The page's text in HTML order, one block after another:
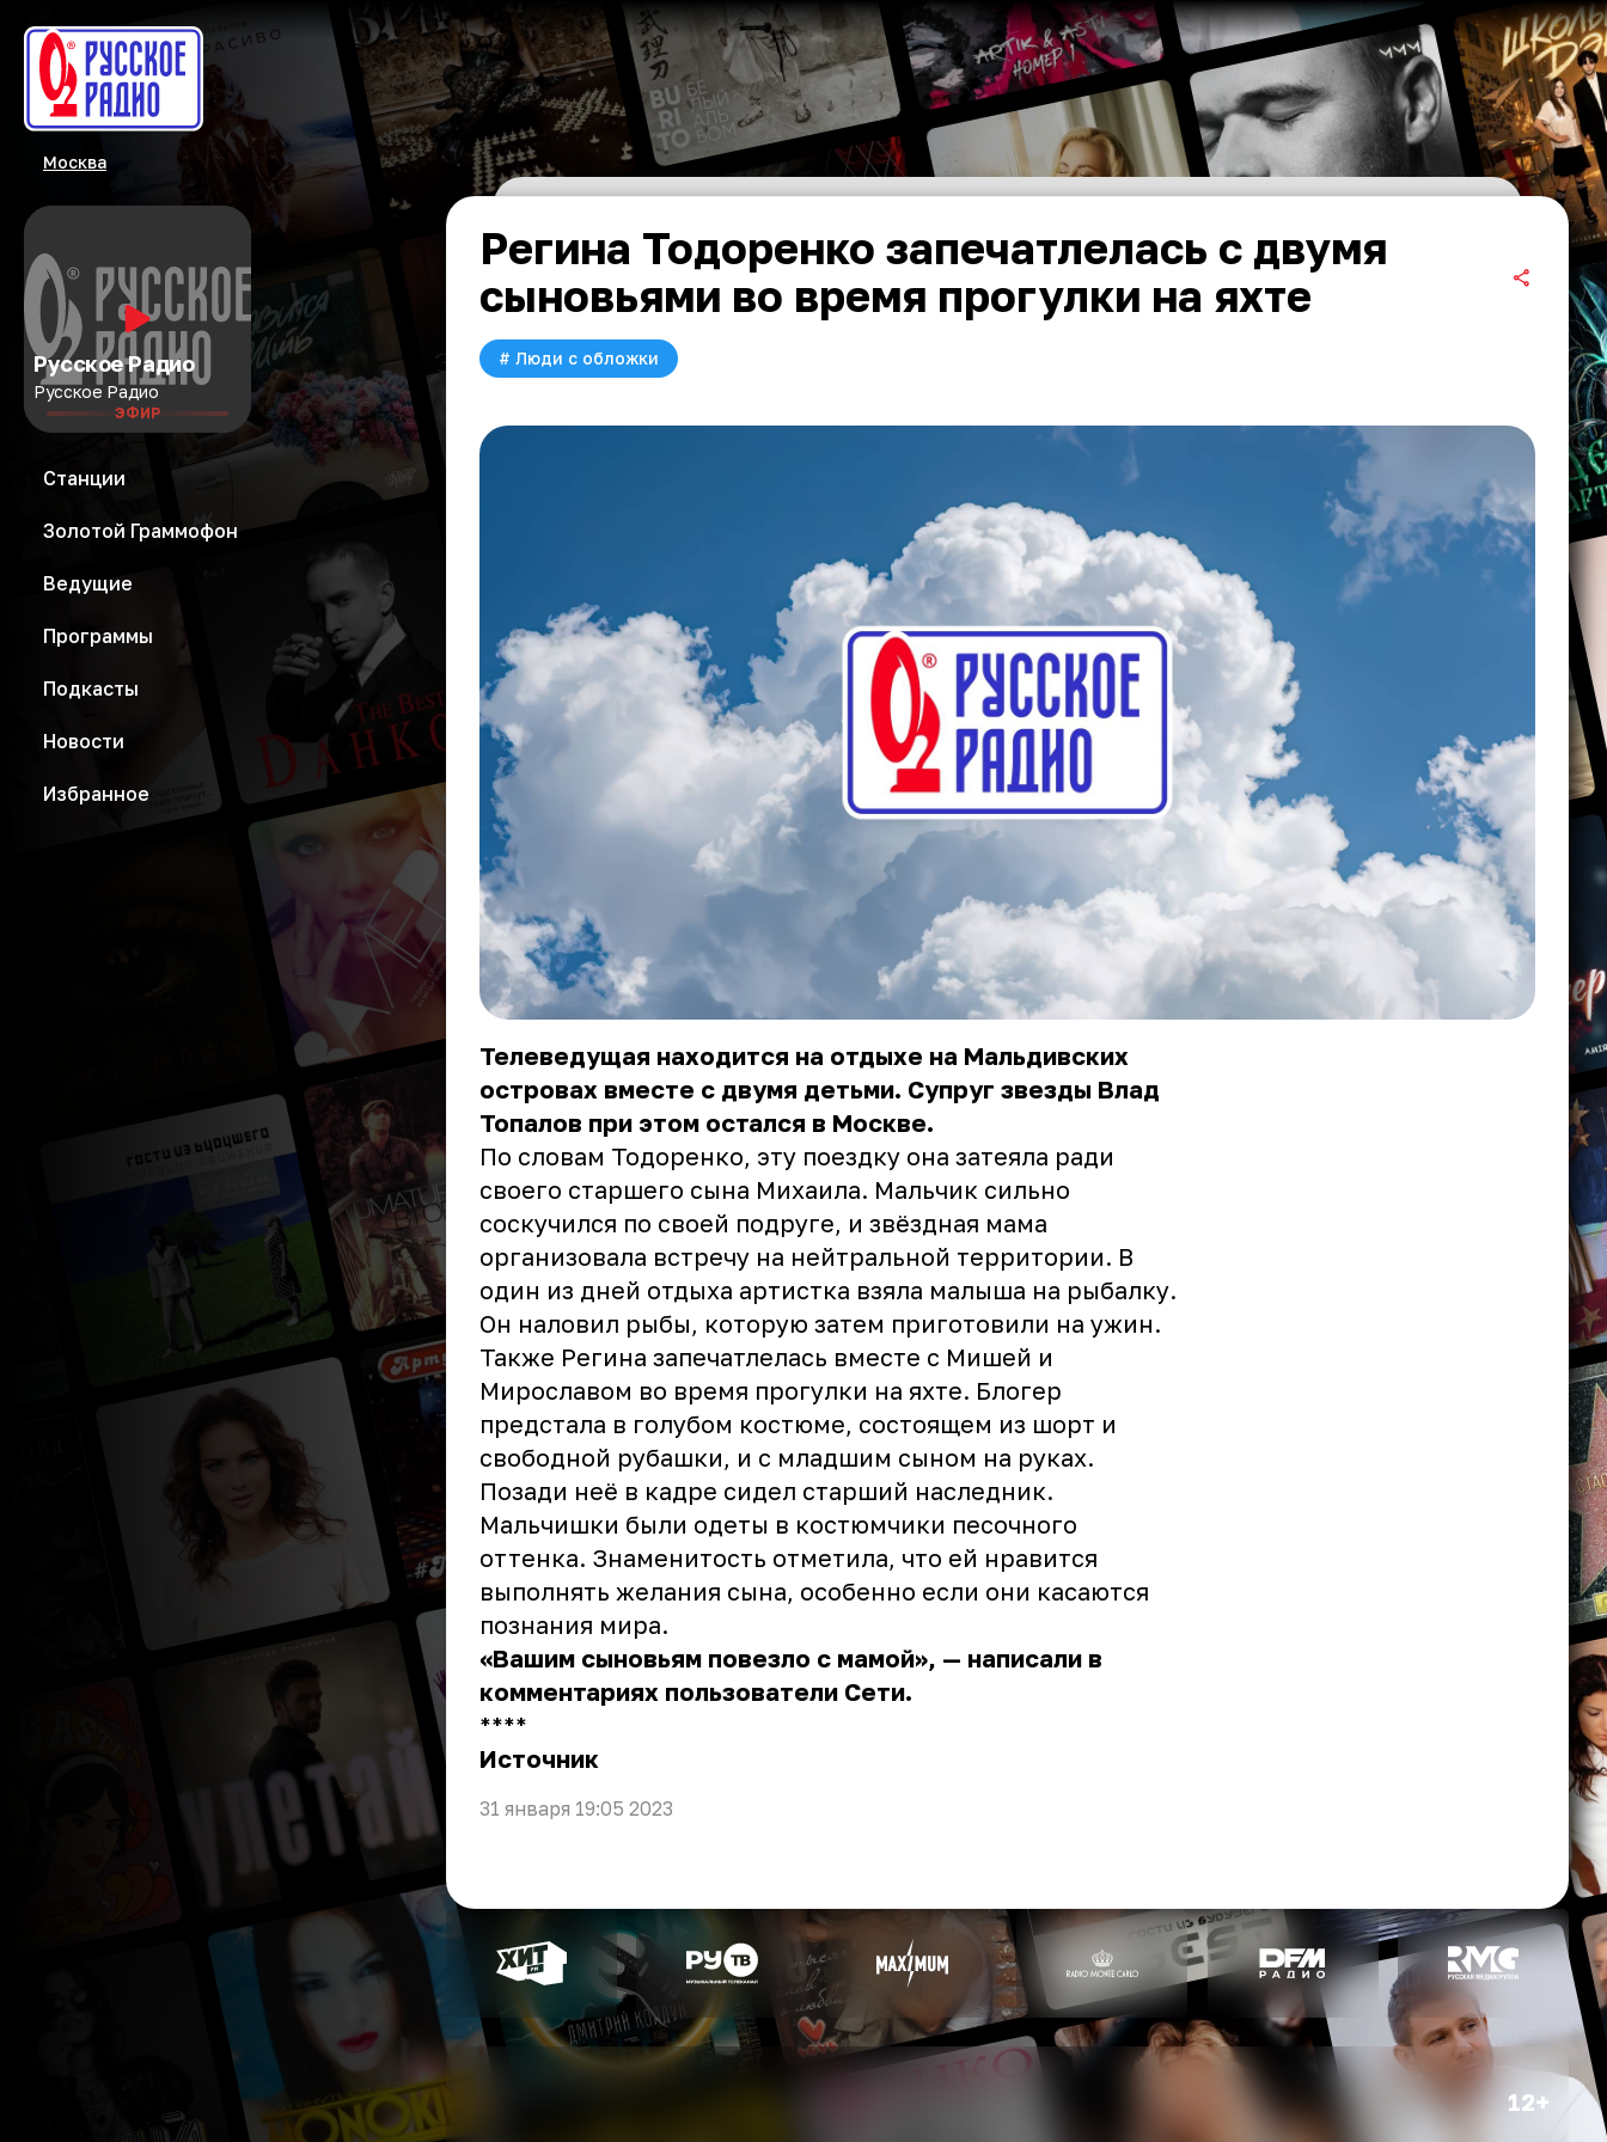
Москва
Русское Радио
Русское Радио
ЭФИР
Станции
Золотой Граммофон
Ведущие
Программы
Подкасты
Новости
Избранное
Регина Тодоренко запечатлелась с двумя
сыновьями во время прогулки на яхте
# Люди с обложки
Телеведущая находится на отдыхе на Мальдивских
островах вместе с двумя детьми. Супруг звезды Влад
Топалов при этом остался в Москве.
По словам Тодоренко, эту поездку она затеяла ради
своего старшего сына Михаила. Мальчик сильно
соскучился по своей подруге, и звёздная мама
организовала встречу на нейтральной территории. В
один из дней отдыха артистка взяла малыша на рыбалку.
Он наловил рыбы, которую затем приготовили на ужин.
Также Регина запечатлелась вместе с Мишей и
Мирославом во время прогулки на яхте. Блогер
предстала в голубом костюме, состоящем из шорт и
свободной рубашки, и с младшим сыном на руках.
Позади неё в кадре сидел старший наследник.
Мальчишки были одеты в костюмчики песочного
оттенка. Знаменитость отметила, что ей нравится
выполнять желания сына, особенно если они касаются
познания мира.
«Вашим сыновьям повезло с мамой», — написали в
комментариях пользователи Сети.
** **
Источник
31 января 19:05 2023
12+